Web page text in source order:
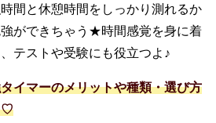
間と休憩時間をしっかり測れるか
ができちゃう★時間感覚を身に着
テストや受験にも役立つよ♪
イマーのメリットや種類・選び方
♡